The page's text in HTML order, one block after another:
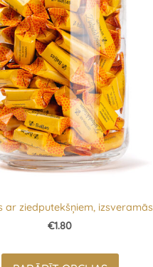
ar ziedputekšņiem, izsveramās
€1.80